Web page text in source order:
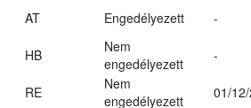
AT Engedélyezett -
HB
Nem
engedélyezett
-
RE
Nem
engedélyezett
01/